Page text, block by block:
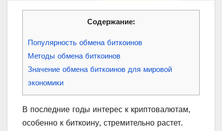
Содержание:
Популярность обмена биткоинов
Методы обмена биткоинов
Значение обмена биткоинов для мировой
экономики
В последние годы интерес к криптовалютам,
особенно к биткоину, стремительно растет.